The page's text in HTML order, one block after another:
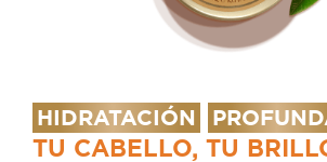
HIDRATACIÓN
TU CABELLO, TU